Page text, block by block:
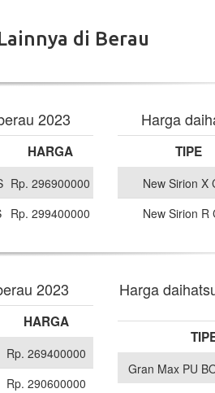
di Berau
2023
HARGA
Rp. 296900000
Rp. 299400000
Harga
TIPE
New Sirion X
New Sirion R
2023
HARGA
Rp. 269400000
Rp. 290600000
Harga
Gran Max PU